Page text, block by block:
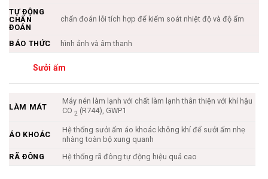
TỰ ĐỘNG
CHẨN
ĐOÁN
chẩn đoán lỗi tích hợp để kiểm soát nhiệt độ và độ ẩm
BÁO THỨC hình ảnh và âm thanh
Sưởi ấm
LÀM MÁT
Máy nén làm lạnh với chất làm lạnh thân thiện với khí hậu
CO2 (R744), GWP1
ÁO KHOÁC
Hệ thống sưởi ấm áo khoác không khí để sưởi ấm nhẹ
nhàng toàn bộ xung quanh
RÃ ĐÔNG
Hệ thống rã đông tự động hiệu quả cao